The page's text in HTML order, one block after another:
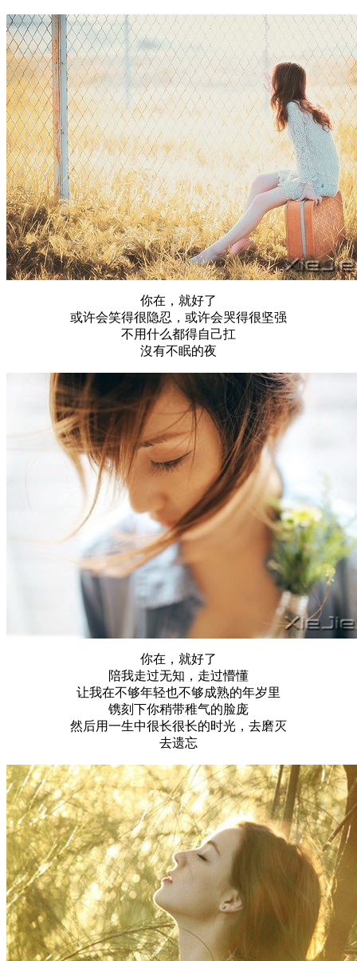
你在，就好了
或许会笑得很隐忍，或许会哭得很坚强
不用什么都得自己扛
沒有不眠的夜
你在，就好了
陪我走过无知，走过懵懂
让我在不够年轻也不够成熟的年岁里
镌刻下你稍带稚气的脸庞
然后用一生中很长很长的时光，去磨灭
去遗忘